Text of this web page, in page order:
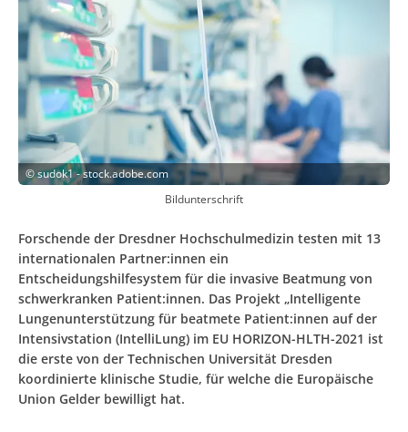
©sudok1 - stock.adobe.com
Bildunterschrift
Forschende der Dresdner Hochschulmedizin testen mit 13
internationalen Partner:innen ein
Entscheidungshilfesystem für die invasive Beatmung von
schwerkranken Patient:innen. Das Projekt „Intelligente
Lungenunterstützung für beatmete Patient:innen auf der
Intensivstation (IntelliLung) im EU HORIZON-HLTH-2021 ist
die erste von der Technischen Universität Dresden
koordinierte klinische Studie, für welche die Europäische
Union Gelder bewilligt hat.